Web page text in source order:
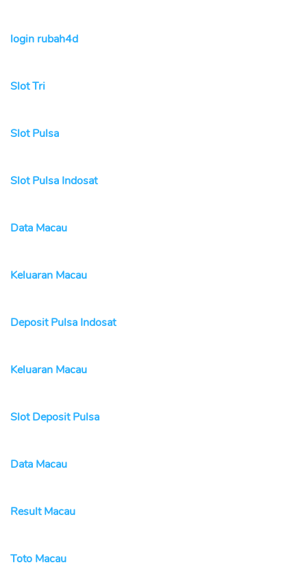
login rubah4d
Slot Tri
Slot Pulsa
Slot Pulsa Indosat
Data Macau
Keluaran Macau
Deposit Pulsa Indosat
Keluaran Macau
Slot Deposit Pulsa
Data Macau
Result Macau
Toto Macau